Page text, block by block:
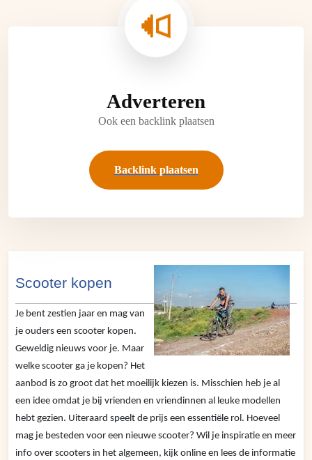
Adverteren
Ook een backlink plaatsen
Backlink plaatsen
Scooter kopen
Je bent zestien jaar en mag van
je ouders een scooter kopen.
Geweldig nieuws voor je. Maar
welke scooter ga je kopen? Het
aanbod is zo groot dat het moeilijk kiezen is. Misschien heb je al
een idee omdat je bij vrienden en vriendinnen al leuke modellen
hebt gezien. Uiteraard speelt de prijs een essentiële rol. Hoeveel
mag je besteden voor een nieuwe scooter? Wil je inspiratie en meer
info over scooters in het algemeen, kijk online en lees de informatie